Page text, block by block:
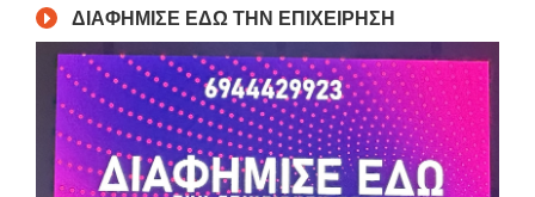
ΔΙΑΦΗΜΙΣΕ ΕΔΩ ΤΗΝ ΕΠΙΧΕΙΡΗΣΗ